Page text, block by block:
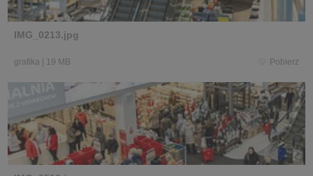
IMG_0213.jpg
grafika 19 MB Pobierz